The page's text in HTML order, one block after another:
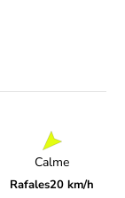
Calme
Rafales20 km/h